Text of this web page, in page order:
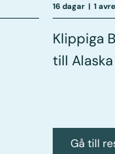
16 dagar | 1
Klippiga
till Alaska
Gå till